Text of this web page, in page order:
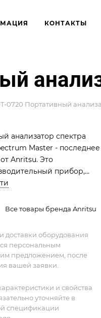
КОНТАКТЫ
0720 Портативный
анализатор спектра
Master - последнее
Anritsu. Это
прибор,
захватывающими
и скорость
Все товары бренда Anritsu
доставки оборудования
персональным
предложением, после
вашей заявки.
и свойства
уточняйте в
спецификации